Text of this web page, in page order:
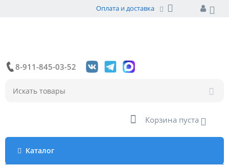
Оплата и доставка
8-911-845-03-52
Корзина пуста
Каталог